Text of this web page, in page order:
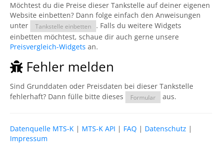
Möchtest du die Preise dieser Tankstelle auf deiner eigenen
Website einbetten? Dann folge einfach den Anweisungen
unter
Tankstelle einbetten
. Falls du weitere Widgets
einbetten möchtest, schaue dir auch gerne unsere
Preisvergleich-Widgets an.
Fehler melden
Sind Grunddaten oder Preisdaten bei dieser Tankstelle
fehlerhaft? Dann fülle bitte dieses
Formular aus.
Datenquelle MTS-K | MTS-K API | FAQ | Datenschutz |
Impressum